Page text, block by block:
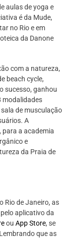
aulas de yoga e
é da Mude,
no Rio e em
da Danone
com a natureza,
beach cycle,
sucesso, ganhou
modalidades
de musculação
A
para a academia
e
da Praia de
Rio de Janeiro, as
aplicativo da
ou App Store, se
que as